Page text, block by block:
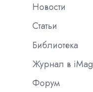
Новости
Статьи
Библиотека
Журнал в iMag
Форум